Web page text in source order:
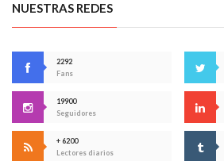
NUESTRAS REDES
2292
Fans
19900
Seguidores
+ 6200
Lectores diarios